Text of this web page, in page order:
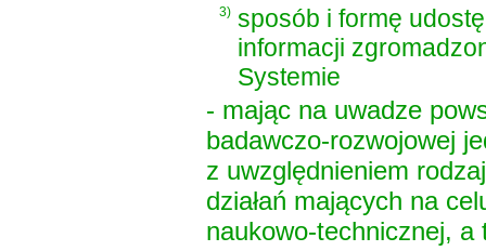
3) sposób i formę
informacji
Systemie
- mając na uwadze
badawczo-rozwojowej
z uwzględnieniem
działań mających na
naukowo-technicznej,